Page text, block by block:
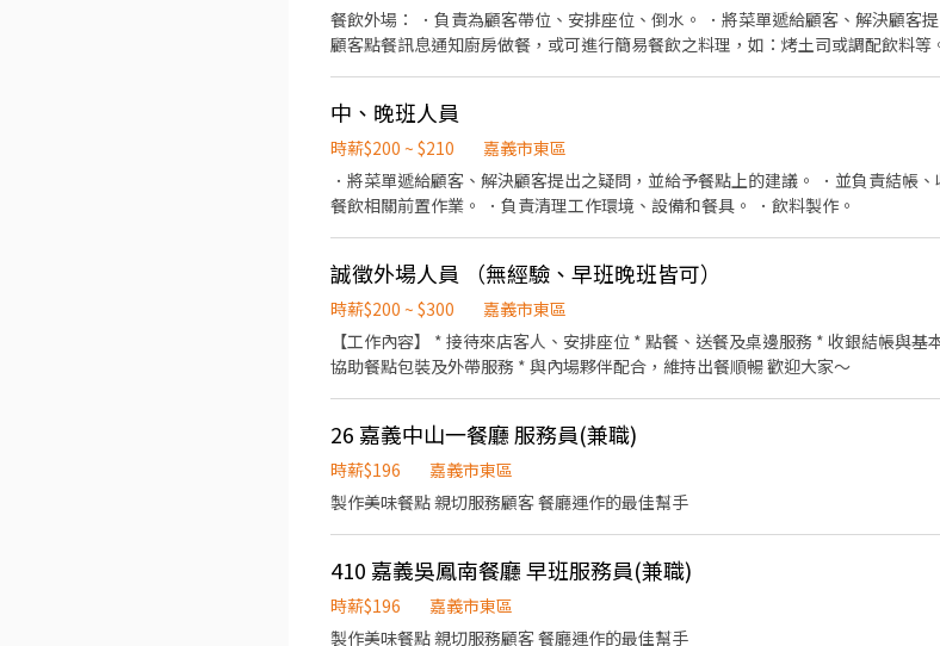
餐飲外場： ．負責為顧客帶位、安排座位、倒水。 ．將菜單遞給顧客、解決顧客
顧客點餐訊息通知廚房做餐，或可進行簡易餐飲之料理，如：烤土司或調配飲料
重量。 ．負責擺盤、打包外帶服務。
中、晚班人員
時薪$200 ~ $210
嘉義市東區
．將菜單遞給顧客、解決顧客提出之疑問，並給予餐點上的建議。 ．並負責結帳、收銀等工作。
餐飲相關前置作業。 ．負責清理工作環境、設備和餐具。 ．飲料製作。
誠徵外場人員 （無經驗、早班晚班皆可）
時薪$200 ~ $300
嘉義市東區
【工作內容】 * 接待來店客人、安排座位 * 點餐、送餐及桌邊服務 * 收銀結帳與
協助餐點包裝及外帶服務 * 與內場夥伴配合，維持出餐順暢 歡迎大家～
26 嘉義中山一餐廳 服務員(兼職)
時薪$196
嘉義市東區
製作美味餐點 親切服務顧客 餐廳運作的最佳幫手
410 嘉義吳鳳南餐廳 早班服務員(兼職)
時薪$196
嘉義市東區
製作美味餐點 親切服務顧客 餐廳運作的最佳幫手